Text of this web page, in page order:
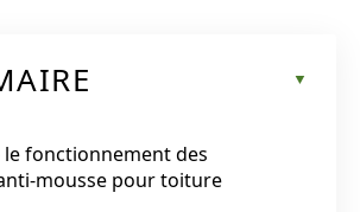
fonctionnement des
mousse pour toiture